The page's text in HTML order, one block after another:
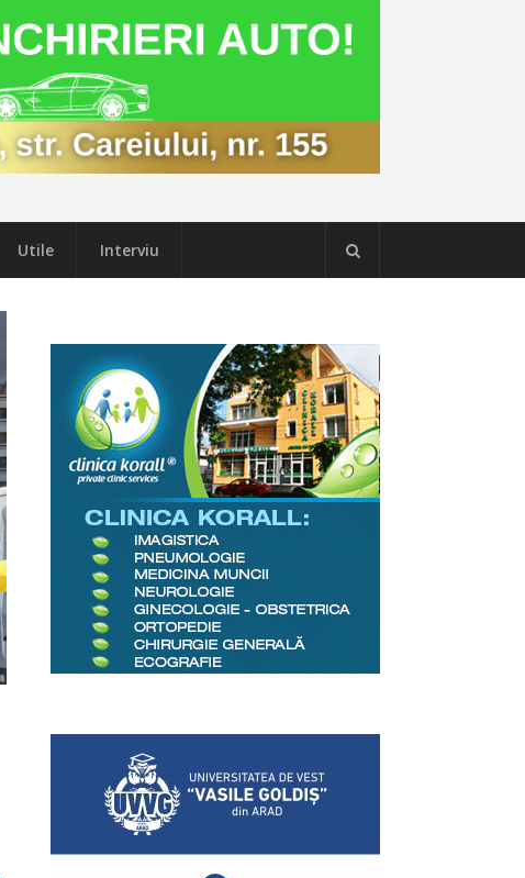
Utile Interviu